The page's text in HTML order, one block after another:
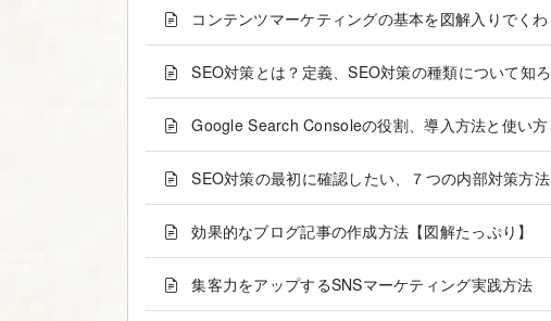
コンテンツマーケティングの基本を図解入りでく
SEO対策とは？定義、SEO対策の種類について知
Google Search Consoleの役割、導入方法と使い方
SEO対策の最初に確認したい、７つの内部対策方法
効果的なブログ記事の作成方法【図解たっぷり】
集客力をアップするSNSマーケティング実践方法